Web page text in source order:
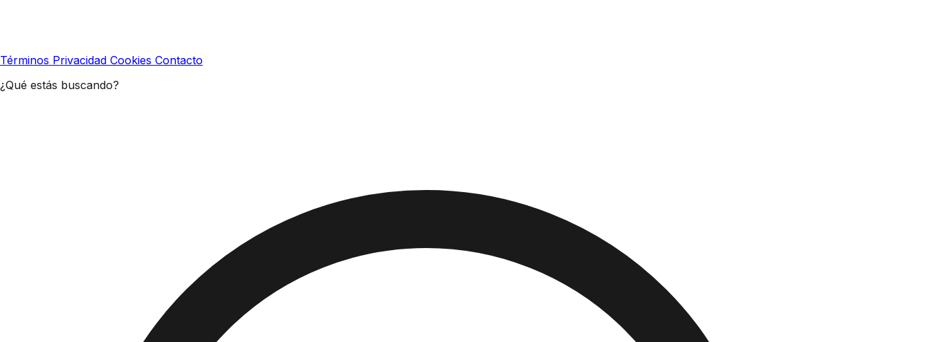
Términos Privacidad Cookies Contacto
¿Qué estás buscando?